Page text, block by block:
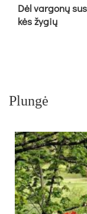
Dėl var­go­nų
kės žy­gių
Plungė